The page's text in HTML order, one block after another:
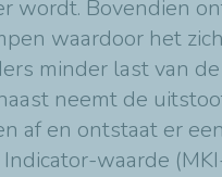
wordt. Bovendien
waardoor het
minder last van
neemt de
af en ontstaat er
waarde